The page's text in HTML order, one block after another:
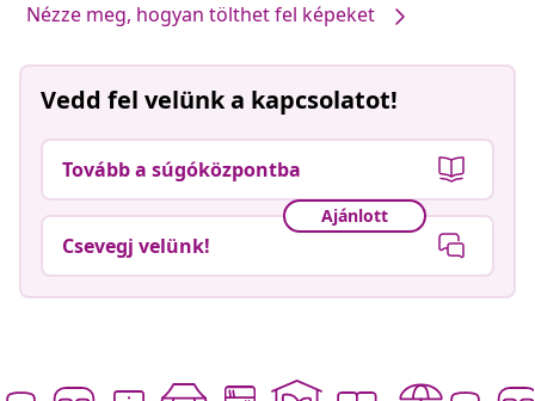
Nézze meg, hogyan tölthet fel képeket
Vedd fel velünk a kapcsolatot!
Tovább a súgóközpontba
Ajánlott
Csevegj velünk!